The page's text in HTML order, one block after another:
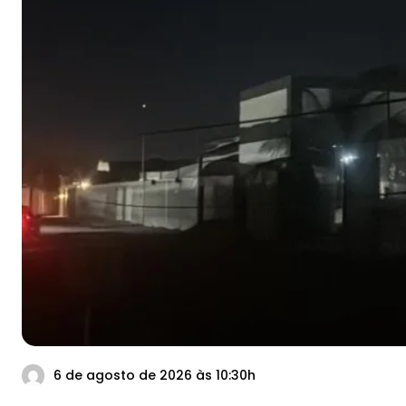
6 de agosto de 2026 às 10:30h